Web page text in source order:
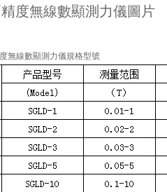
度無線數顯測力儀圖片
無線數顯測力儀規格型號